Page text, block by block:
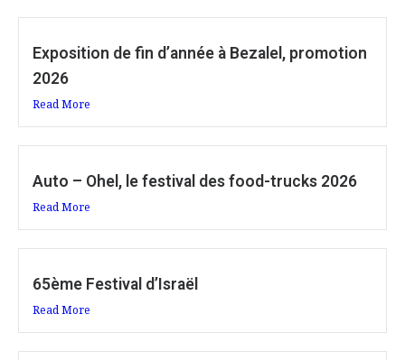
Exposition de fin d’année à Bezalel, promotion
2026
Read More
Auto – Ohel, le festival des food-trucks 2026
Read More
65ème Festival d’Israël
Read More